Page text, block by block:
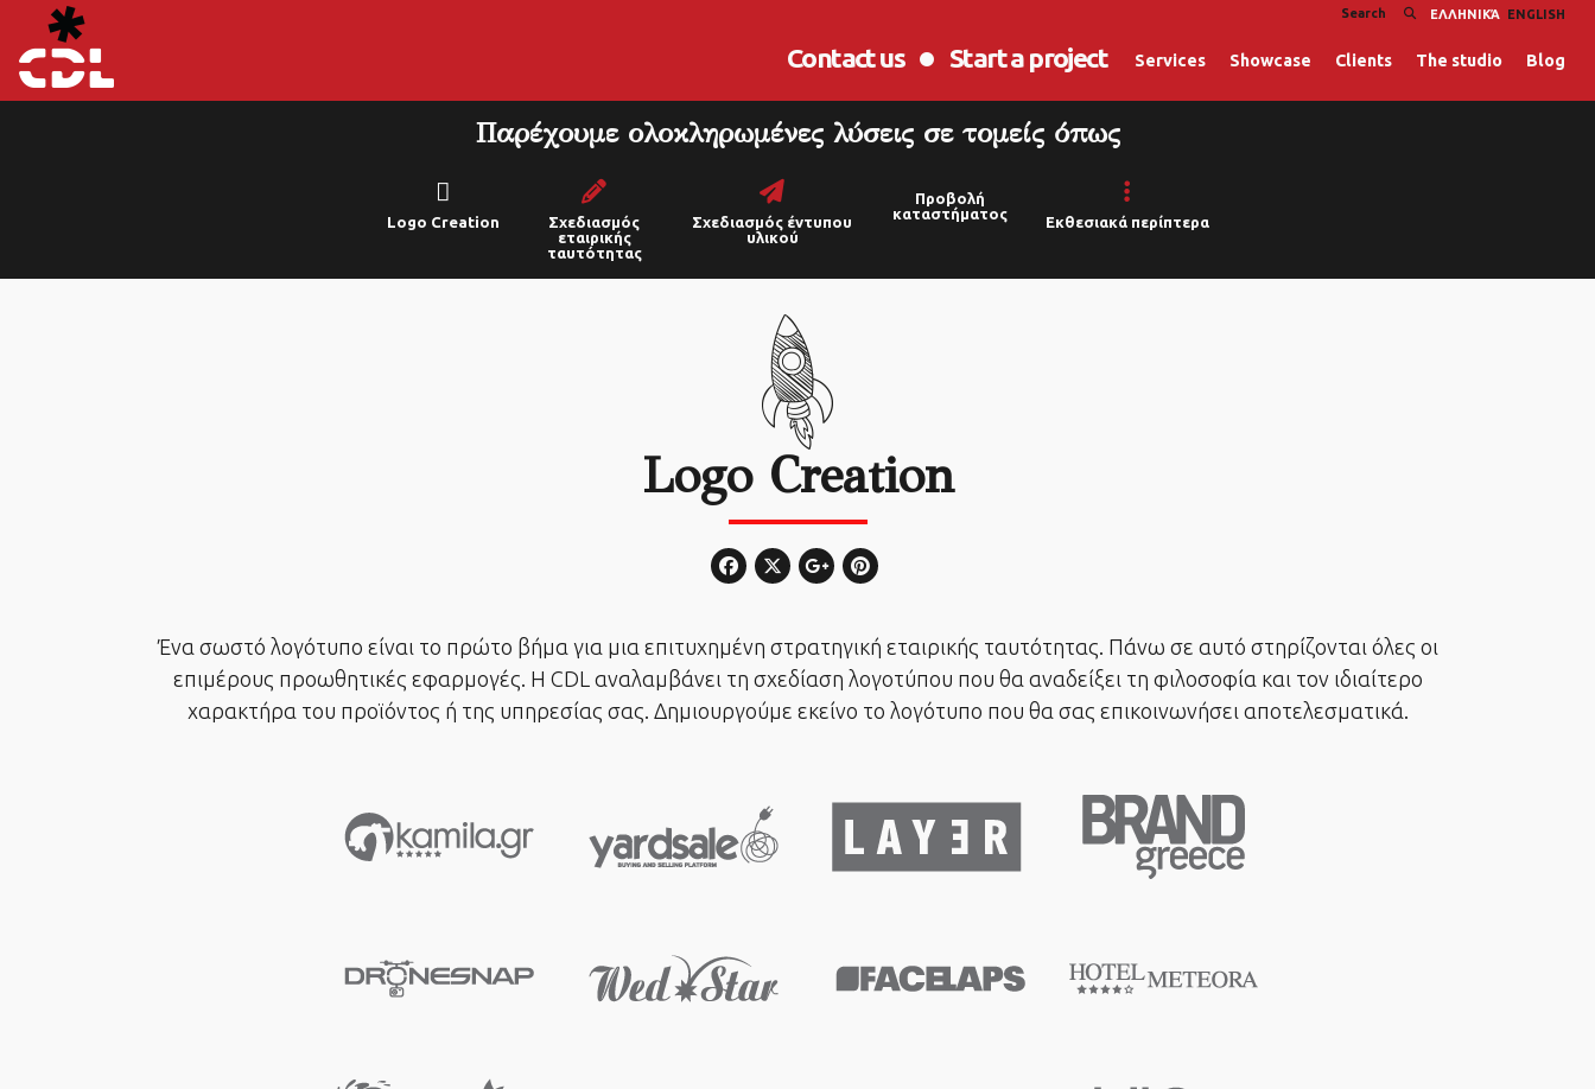
ΕΛΛΗΝΙΚΆ ENGLISH
Contact us Start a project Services Showcase Clients The studio Blog
Παρέχουμε ολοκληρωμένες λύσεις σε τομείς όπως
Logo Creation
Σχεδιασμός
εταιρικής
ταυτότητας
Σχεδιασμός έντυπου
υλικού
Προβολή
καταστήματος
Εκθεσιακά περίπτερα
Logo Creation
Ένα σωστό λογότυπο είναι το πρώτο βήμα για μια επιτυχημένη στρατηγική εταιρικής ταυτότητας. Πάνω σε αυτό στηρίζονται όλες οι
επιμέρους προωθητικές εφαρμογές. Η CDL αναλαμβάνει τη σχεδίαση λογοτύπου που θα αναδείξει τη φιλοσοφία και τον ιδιαίτερο
χαρακτήρα του προϊόντος ή της υπηρεσίας σας. Δημιουργούμε εκείνο το λογότυπο που θα σας επικοινωνήσει αποτελεσματικά.